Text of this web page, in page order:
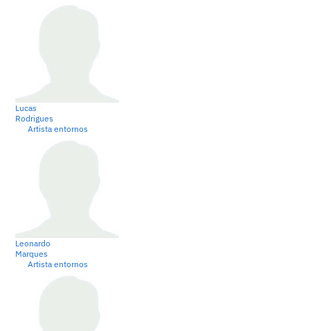
Lucas
Rodrigues
Artista entornos
Leonardo
Marques
Artista entornos